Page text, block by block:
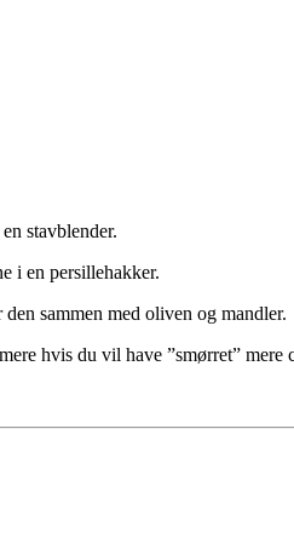
stavblender.
i en persillehakker.
sammen med oliven og mandler.
hvis du vil have ”smørret” mere